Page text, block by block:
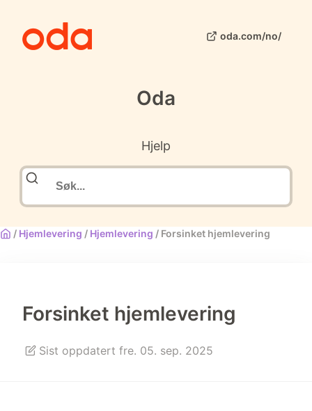
oda.com/no/
Oda
Hjelp
/ Hjemlevering / Hjemlevering / Forsinket hjemlevering
Forsinket hjemlevering
Sist oppdatert fre. 05. sep. 2025